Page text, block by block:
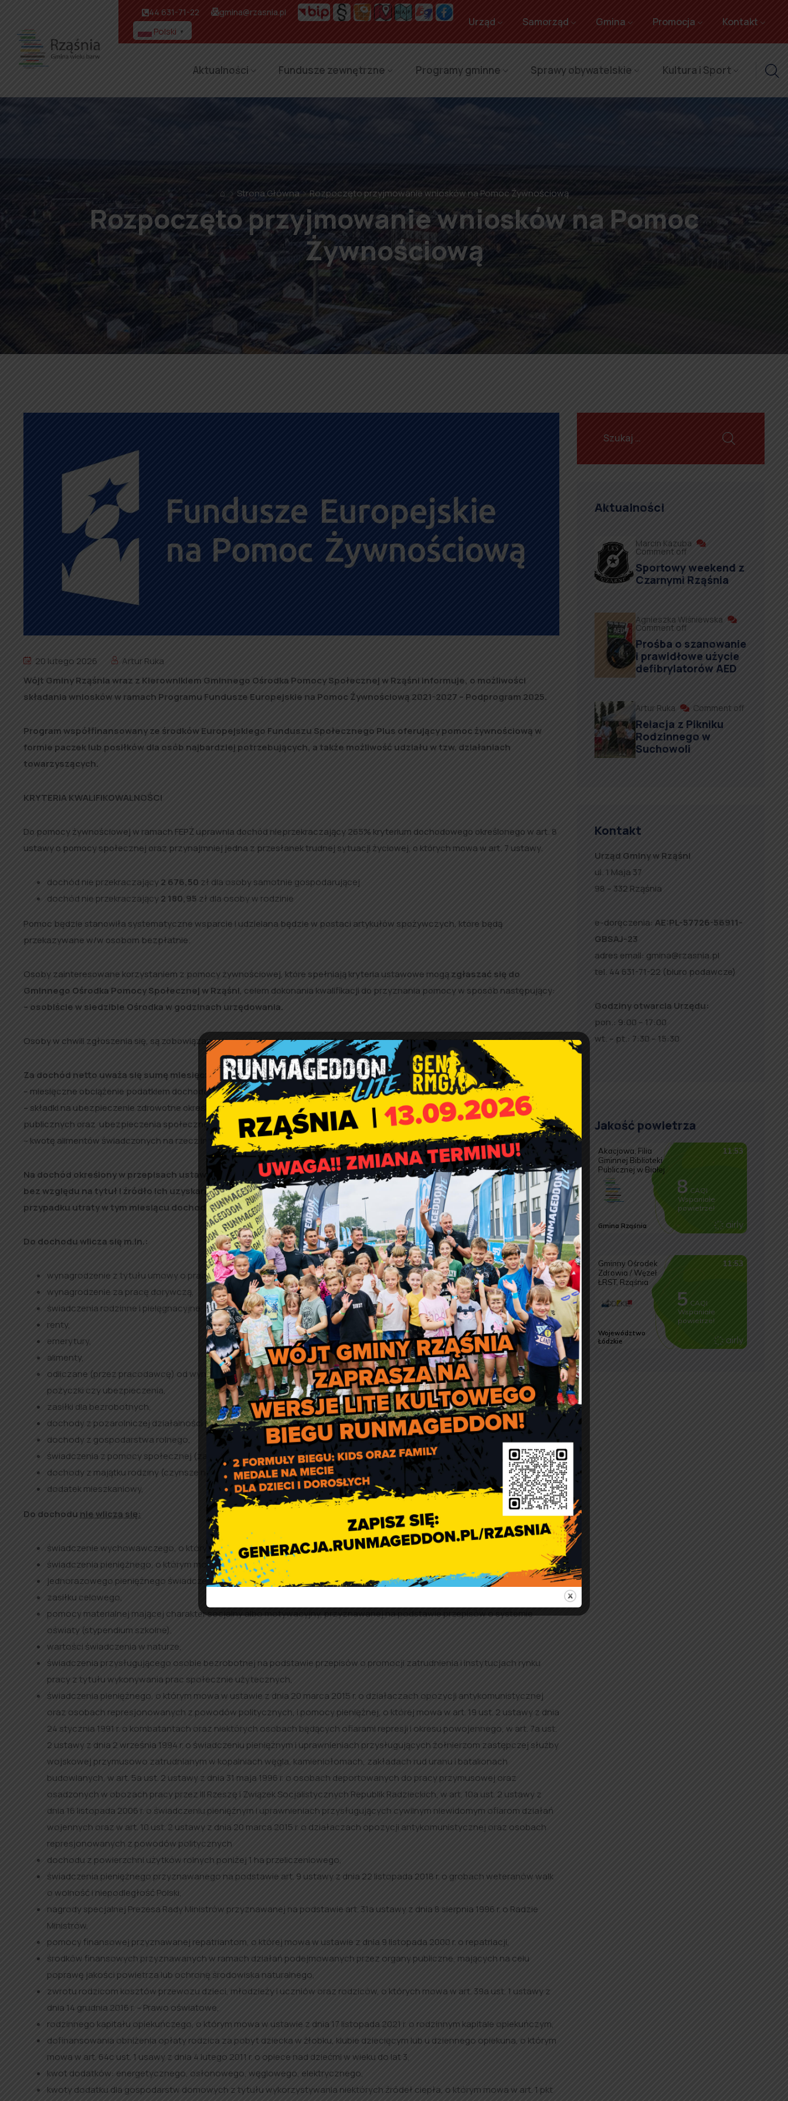
44 631-71-22 gmina@rzasnia.pl
Polski ▼
Urząd Samorząd Gmina Promocja Kontakt
Aktualności Fundusze zewnętrzne Programy gminne Sprawy obywatelskie Kultura i Sport
⌂ Strona Główna Rozpoczęto przyjmowanie wniosków na Pomoc Żywnościową
Rozpoczęto przyjmowanie wniosków na Pomoc
Żywnościową
20 lutego 2026
Artur Ruka
Wójt Gminy Rząśnia wraz z Kierownikiem Gminnego Ośrodka Pomocy Społecznej w Rząśni informuje, o możliwości
składania wniosków w ramach Programu Fundusze Europejskie na Pomoc Żywnościową 2021-2027 – Podprogram 2025.
Program współfinansowany ze środków Europejskiego Funduszu Społecznego Plus oferujący pomoc żywnościową w
formie paczek lub posiłków dla osób najbardziej potrzebujących, a także możliwość udziału w tzw. działaniach
towarzyszących.
KRYTERIA KWALIFIKOWALNOŚCI
Do pomocy żywnościowej w ramach FEPŻ uprawnia dochód nieprzekraczający 265% kryterium dochodowego określonego w art. 8
ustawy o pomocy społecznej oraz przynajmniej jedna z przesłanek trudnej sytuacji życiowej, o których mowa w art. 7 ustawy.
dochód nie przekraczający2 676,50 zł dla osoby samotnie gospodarującej
dochód nie przekraczający 2 180,95 zł dla osoby w rodzinie
​Pomoc będzie stanowiła systematyczne wsparcie i udzielana będzie w postaci artykułów spożywczych, które będą
przekazywane w/w osobom bezpłatnie.
Osoby zainteresowane korzystaniem z pomocy żywnościowej, które spełniają kryteria ustawowe mogązgłaszać się do
Gminnego Ośrodka Pomocy Społecznej w Rząśni, celem dokonania kwalifikacji do przyznania pomocy w sposób następujący:
– osobiście w siedzibie Ośrodka w godzinach urzędowania.
Osoby w chwili zgłoszenia się, są zobowiązane do określenia dochodów netto z miesiąca poprzedzającego miesiąc zgłoszenia.
Za dochód netto uważa się sumę miesięcznych przychodów pomniejszoną o:
– miesięczne obciążenie podatkiem dochodowym od osób fizycznych;
– składki na ubezpieczenie zdrowotne określone w przepisach o świadczeniach opieki zdrowotnej finansowanych ze środków
publicznych oraz ubezpieczenia społeczne określone w odrębnych przepisach;
– kwotę alimentów świadczonych na rzecz innych osób.
Na dochód określony w przepisach ustawy o pomocy społecznej składają się przychody wszystkich członków rodziny,
bez względu na tytuł i źródło ich uzyskania, uzyskane w miesiącu poprzedzającym miesiąc złożenia wniosku, a w
przypadku utraty w tym miesiącu dochodu z miesiąca, w którym wniosek został złożony.
Do dochodu wlicza się m.in.:
wynagrodzenie z tytułu umowy o pracę, umowy zlecenia i o dzieło,
wynagrodzenie za pracę dorywczą,
świadczenia rodzinne i pielęgnacyjne, z wyłączeniem świadczeń jednorazowych,
renty,
emerytury,
alimenty,
odliczane (przez pracodawcę) od wynagrodzeń obciążenia komornicze z tytułu postępowań administracyjnych, spłata rat
pożyczki czy ubezpieczenia,
zasiłki dla bezrobotnych,
dochody z pozarolniczej działalności gospodarczej,
dochody z gospodarstwa rolnego,
świadczenia z pomocy społecznej (zasiłki stałe i okresowe),
dochody z majątku rodziny (czynsze najmu i dzierżawy),
dodatek mieszkaniowy,
Do dochodu nie wlicza się:
świadczenie wychowawczego, o którym mowa w ustawie z dnia 11 lutego 2016 r. o pomocy państwa w wychowaniu dzieci,
świadczenia pieniężnego, o którym mowa w art. 8a ust. 1 ustawy z dnia 7 września 2007 r. o Karcie Polaka,
jednorazowego pieniężnego świadczenia socjalnego,
zasiłku celowego,
pomocy materialnej mającej charakter socjalny albo motywacyjny, przyznawanej na podstawie przepisów o systemie
oświaty (stypendium szkolne),
wartości świadczenia w naturze,
świadczenia przysługującego osobie bezrobotnej na podstawie przepisów o promocji zatrudnienia i instytucjach rynku
pracy z tytułu wykonywania prac społecznie użytecznych,
świadczenia pieniężnego, o którym mowa w ustawie z dnia 20 marca 2015 r. o działaczach opozycji antykomunistycznej
oraz osobach represjonowanych z powodów politycznych, i pomocy pieniężnej, o której mowa w art. 19 ust. 2 ustawy z dnia
24 stycznia 1991 r. o kombatantach oraz niektórych osobach będących ofiarami represji i okresu powojennego, w art. 7a ust.
2 ustawy z dnia 2 września 1994 r. o świadczeniu pieniężnym i uprawnieniach przysługujących żołnierzom zastępczej służby
wojskowej przymusowo zatrudnianym w kopalniach węgla, kamieniołomach, zakładach rud uranu i batalionach
budowlanych, w art. 5a ust. 2 ustawy z dnia 31 maja 1996 r. o osobach deportowanych do pracy przymusowej oraz
osadzonych w obozach pracy przez III Rzeszę i Związek Socjalistycznych Republik Radzieckich, w art. 10a ust. 2 ustawy z
dnia 16 listopada 2006 r. o świadczeniu pieniężnym i uprawnieniach przysługujących cywilnym niewidomym ofiarom działań
wojennych oraz w art. 10 ust. 2 ustawy z dnia 20 marca 2015 r. o działaczach opozycji antykomunistycznej oraz osobach
represjonowanych z powodów politycznych
dochodu z powierzchni użytków rolnych poniżej 1 ha przeliczeniowego,
świadczenia pieniężnego przyznawanego na podstawie art. 9 ustawy z dnia 22 listopada 2018 r. o grobach weteranów walk
o wolność i niepodległość Polski,
nagrody specjalnej Prezesa Rady Ministrów przyznawanej na podstawie art. 31a ustawy z dnia 8 sierpnia 1996 r. o Radzie
Ministrów,
pomocy finansowej przyznawanej repatriantom, o której mowa w ustawie z dnia 9 listopada 2000 r. o repatriacji,
środków finansowych przyznawanych w ramach działań podejmowanych przez organy publiczne, mających na celu
poprawę jakości powietrza lub ochronę środowiska naturalnego,
zwrotu rodzicom kosztów przewozu dzieci, młodzieży i uczniów oraz rodziców, o których mowa w art. 39a ust. 1 ustawy z
dnia 14 grudnia 2016 r. – Prawo oświatowe,
rodzinnego kapitału opiekuńczego, o którym mowa w ustawie z dnia 17 listopada 2021 r. o rodzinnym kapitale opiekuńczym,
dofinansowania obniżenia opłaty rodzica za pobyt dziecka w żłobku, klubie dziecięcym lub u dziennego opiekuna, o którym
mowa w art. 64c ust. 1 usawy z dnia 4 lutego 2011 r. o opiece nad dziećmi w wieku do lat 3,
kwot dodatków: energetycznego, osłonowego, węglowego, elektrycznego,
kwoty dodatku dla gospodarstw domowych z tytułu wykorzystywania niektórych źródeł ciepła, o którym mowa w art. 1 pkt
Aktualności
Marcin Kazuba
Comment off
Sportowy weekend z
Czarnymi Rząśnia
Agnieszka Wiśniewska
Comment off
Prośba o szanowanie
i prawidłowe użycie
defibrylatorów AED
Artur Ruka Comment off
Relacja z Pikniku
Rodzinnego w
Suchowoli
Kontakt
Urząd Gminy w Rząśni
ul. 1 Maja 37
98 – 332 Rząśnia
e-doręczenia: AE:PL-57726-56911-
GBSAJ-23
adres email: gmina@rzasnia.pl
tel. 44 631-71-22 (biuro podawcze)
Godziny otwarcia Urzędu:
pon.: 9:00 – 17:00
wt. – pt.: 7:30 – 15:30
Jakość powietrza